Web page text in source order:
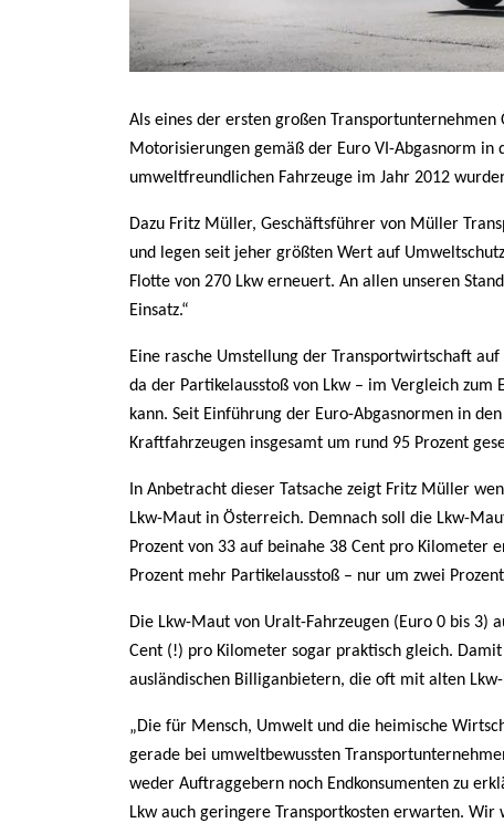
Als eines der ersten großen
Motorisierungen gemäß der Euro VI-Abgasnorm
umweltfreundlichen Fahrzeuge im Jahr 2012
Dazu Fritz Müller, Geschäftsführer von Müller
und legen seit jeher größten Wert auf
Flotte von 270 Lkw erneuert. An allen unseren
Einsatz.“
Eine rasche Umstellung der Transportwirtschaft
da der Partikelausstoß von Lkw – im Vergleich zum
kann. Seit Einführung der Euro-Abgasnormen in
Kraftfahrzeugen insgesamt um rund 95 Prozent
In Anbetracht dieser Tatsache zeigt Fritz Müller
Lkw-Maut in Österreich. Demnach soll die Lkw-
Prozent von 33 auf beinahe 38 Cent pro Kilometer
Prozent mehr Partikelausstoß – nur um zwei
Die Lkw-Maut von Uralt-Fahrzeugen (Euro 0 bis 3)
Cent (!) pro Kilometer sogar praktisch gleich.
ausländischen Billiganbietern, die oft mit alten
„Die für Mensch, Umwelt und die heimische
gerade bei umweltbewussten
weder Auftraggebern noch Endkonsumenten zu
Lkw auch geringere Transportkosten erwarten.